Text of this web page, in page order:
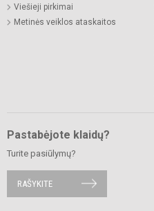
Viešieji pirkimai
Metinės veiklos ataskaitos
Pastabėjote klaidų?
Turite pasiūlymų?
RAŠYKITE